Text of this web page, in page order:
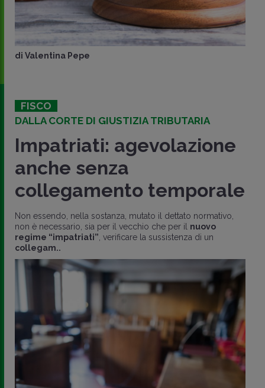
di Valentina Pepe
FISCO
DALLA CORTE DI GIUSTIZIA TRIBUTARIA
Impatriati: agevolazione
anche senza
collegamento temporale
Non essendo, nella sostanza, mutato il dettato normativo,
non è necessario, sia per il vecchio che per il nuovo
regime “impatriati” , verificare la sussistenza di un
collegam..